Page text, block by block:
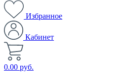
Избранное
Кабинет
0.00 руб.